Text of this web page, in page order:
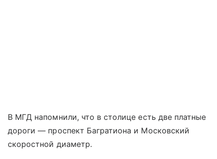
В МГД напомнили, что в столице есть две платные
дороги — проспект Багратиона и Московский
скоростной диаметр.